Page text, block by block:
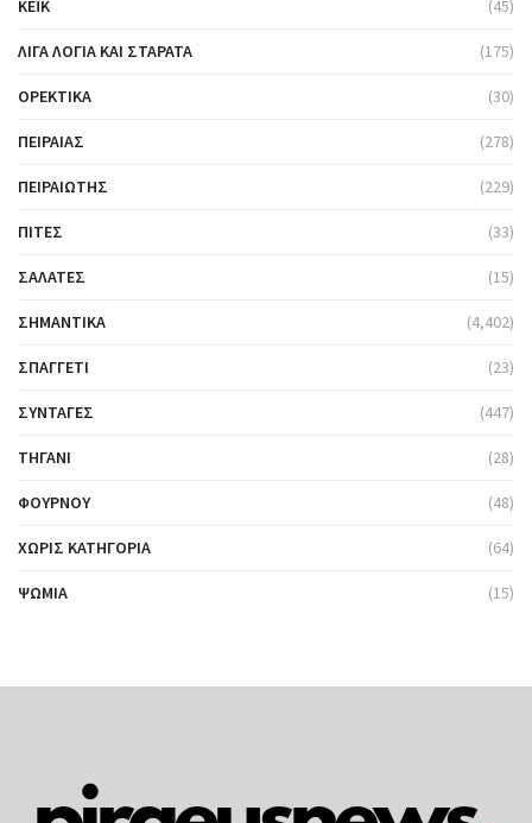
ΚΈΙΚ (45)
ΛΊΓΑ ΛΌΓΙΑ ΚΑΙ ΣΤΑΡΆΤΑ (175)
ΟΡΕΚΤΙΚΆ (30)
ΠΕΙΡΑΙΆΣ (278)
ΠΕΙΡΑΙΏΤΗΣ (229)
ΠΊΤΕΣ (33)
ΣΑΛΆΤΕΣ (15)
ΣΗΜΑΝΤΙΚΆ (4,402)
ΣΠΑΓΓΈΤΙ (23)
ΣΥΝΤΑΓΈΣ (447)
ΤΗΓΆΝΙ (28)
ΦΟΎΡΝΟΥ (48)
ΧΩΡΊΣ ΚΑΤΗΓΟΡΊΑ (64)
ΨΩΜΙΆ (15)